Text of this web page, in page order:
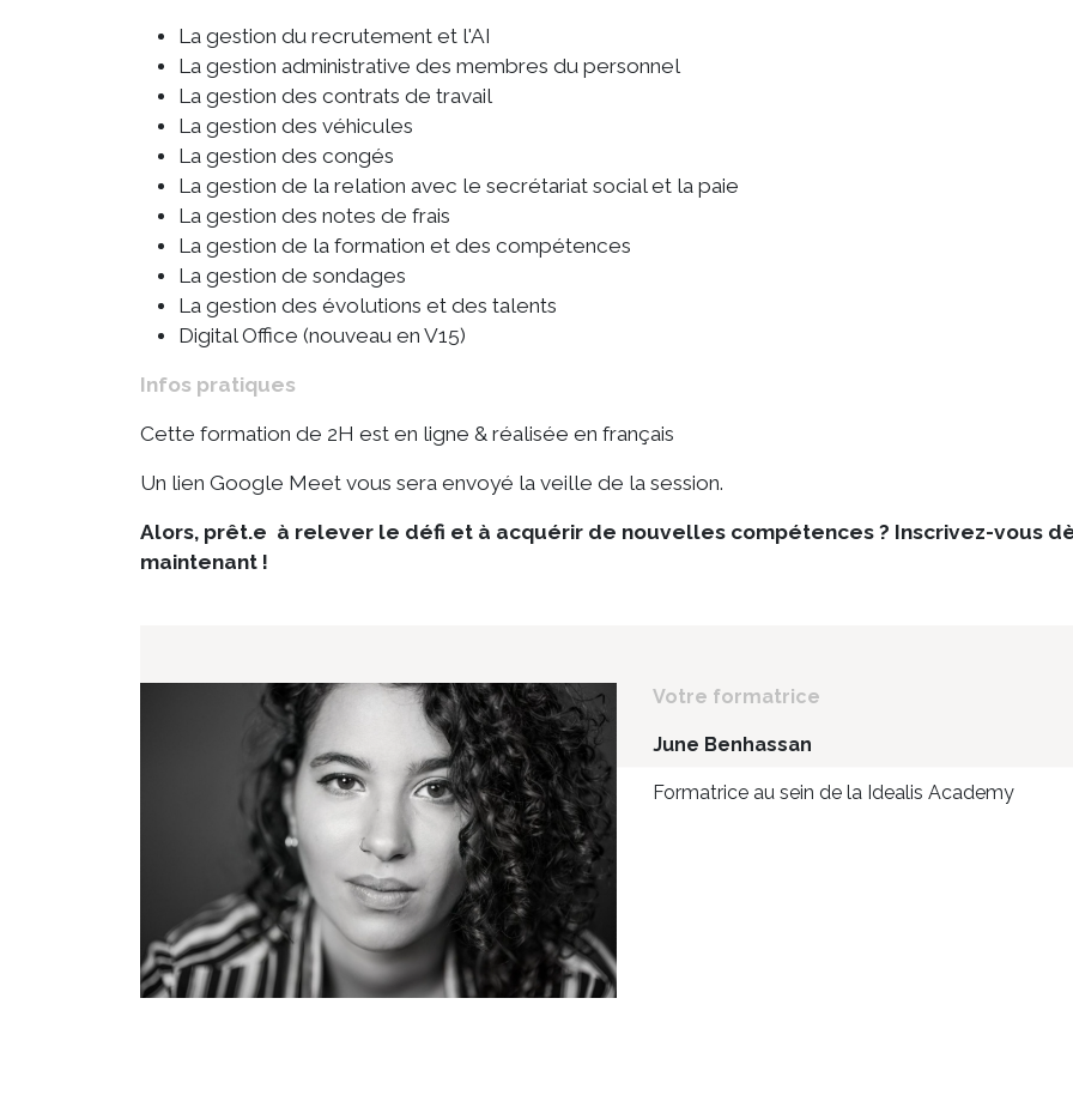
La gestion du recrutement et l'AI
La gestion administrative des membres du personnel
La gestion des contrats de travail
La gestion des véhicules
La gestion des congés
La gestion de la relation avec le secrétariat social et la paie
La gestion des notes de frais
La gestion de la formation et des compétences
La gestion de sondages
La gestion des évolutions et des talents
Digital Office (nouveau en V15)
Infos pratiques
Cette formation de 2H est en ligne & réalisée en français
Un lien Google Meet vous sera envoyé la veille de la session.
Alors, prêt.e à relever le défi et à acquérir de nouvelles compétences ? Inscrivez-vous
maintenant !
Votre formatrice
June Benhassan
Formatrice au sein de la Idealis Academy